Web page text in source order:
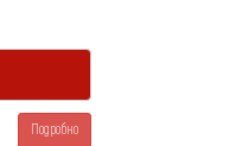
Подробно